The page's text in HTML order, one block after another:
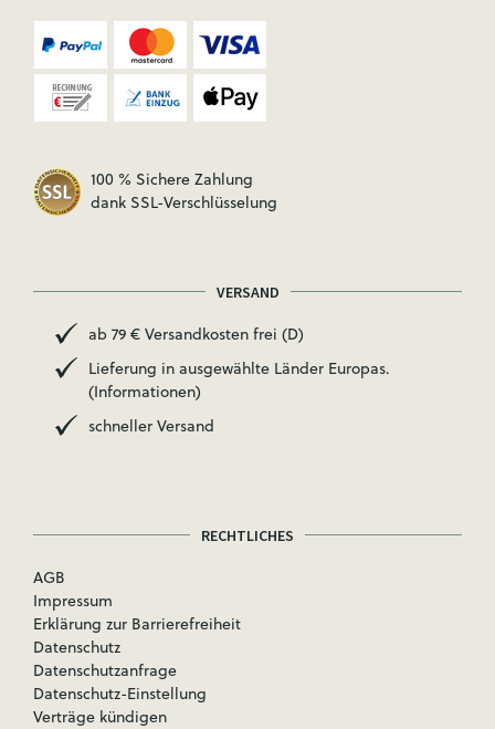
100 % Sichere Zahlung
dank SSL-Verschlüsselung
VERSAND
ab 79 € Versandkosten frei (D)
Lieferung in ausgewählte Länder Europas.
(Informationen)
schneller Versand
RECHTLICHES
AGB
Impressum
Erklärung zur Barrierefreiheit
Datenschutz
Datenschutzanfrage
Datenschutz-Einstellung
Verträge kündigen